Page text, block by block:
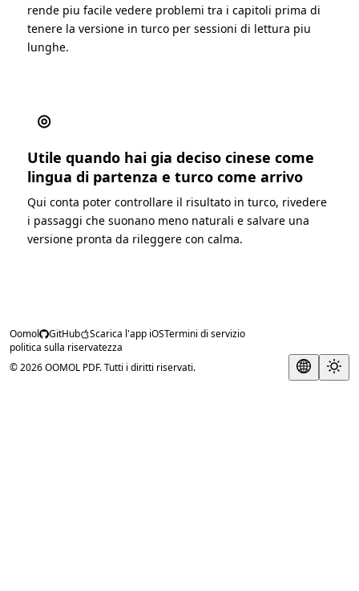
rende piu facile vedere problemi tra i capitoli prima di
tenere la versione in turco per sessioni di lettura piu
lunghe.
◎
Utile quando hai gia deciso cinese come
lingua di partenza e turco come arrivo
Qui conta poter controllare il risultato in turco, rivedere
i passaggi che suonano meno naturali e salvare una
versione pronta da rileggere con calma.
Oomol GitHub Scarica l'app iOSTermini di servizio
politica sulla riservatezza
© 2026 OOMOL PDF. Tutti i diritti riservati.